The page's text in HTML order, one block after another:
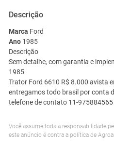
Descrição
Marca Ford
Ano 1985
Descrição
Sem detalhe, com garantia e
1985
Trator Ford 6610 R$ 8.000 avista
entregamos todo brasil por conta
telefone de contato 11-
Você assume toda a responsabilidade
este anúncio é contra a política de